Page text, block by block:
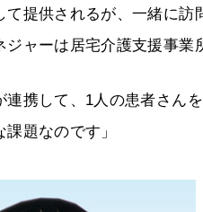
提供されるが、一緒に
ャーは居宅介護支援事業
連携して、1人の患者さん
題なのです」